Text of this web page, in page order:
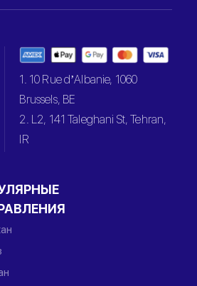
1. 10 Rue d’Albanie, 1060
Brussels, BE
2. L2, 141 Taleghani St, Tehran,
IR